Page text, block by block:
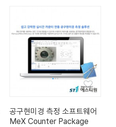
공구현미경 측정 소프트웨어
MeX Counter Package